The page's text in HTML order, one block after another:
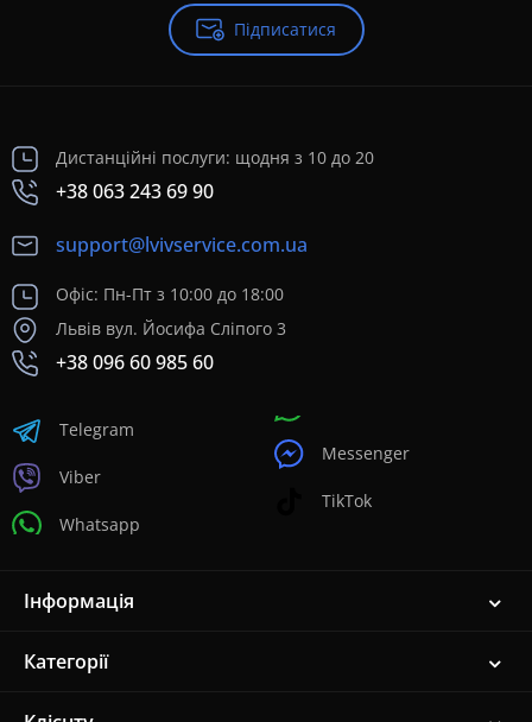
Підписатися
Дистанційні послуги: щодня з 10 до 20
+38 063 243 69 90
support@lvivservice.com.ua
Офіс: Пн-Пт з 10:00 до 18:00
Львів вул. Йосифа Сліпого 3
+38 096 60 985 60
Telegram
Viber
Whatsapp
Messenger
TikTok
Інформація
Категорії